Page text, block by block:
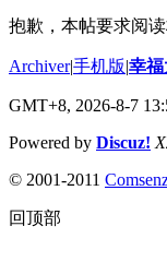
抱歉，本帖要求阅
Archiver|手机版|幸福
GMT+8, 2026-8-7
Powered by Discuz!
© 2001-2011
回顶部